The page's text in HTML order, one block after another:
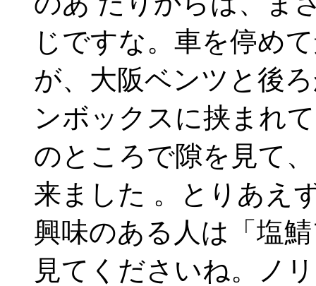
じですな。車を停め
が、大阪ベンツと後
ンボックスに挟まれ
のところで隙を見て
来ました 。とりあえ
興味のある人は「塩
見てくださいね。ノ